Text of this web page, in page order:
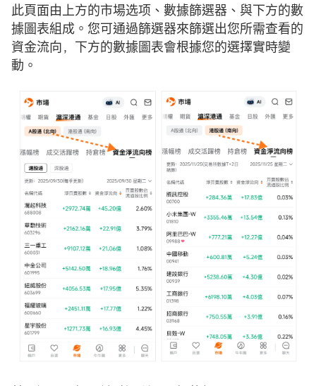
此頁面由上方的市場选项、數據篩選器、與下方的數
據圖表組成。您可通過篩選器來篩選出您所需查看的
資金流向，下方的數據圖表會根據您的選擇實時變
動。